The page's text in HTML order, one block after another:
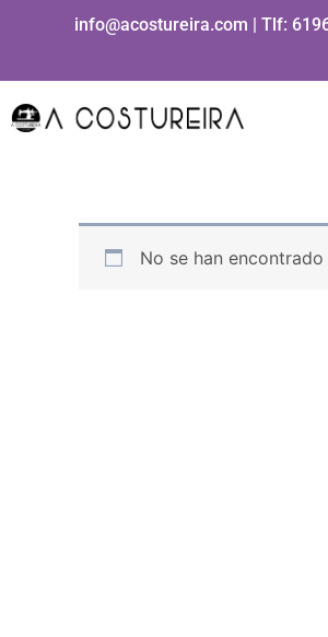
info@acostureira.com | Tlf:
No se han